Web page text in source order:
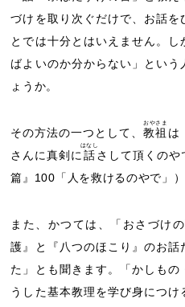
づけを取り次ぐだけで、お話を
とでは十分とはいえません。
ばよいのか分からない」とい
ょうか。
その方法の一つとして、 教祖
おやさま
は
さんに真剣に話
はなし
さして頂くのや
篇』100「人を救けるのやで」
また、かつては、「おさづけ
護』と『八つのほこり』のお
た」とも聞きます。「かしもの
うした基本教理を学び身につ